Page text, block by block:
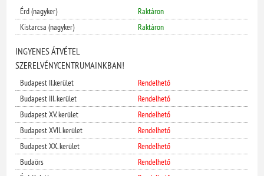
Érd (nagyker)
Raktáron
Kistarcsa (nagyker)
Raktáron
INGYENES ÁTVÉTEL
SZERELVÉNYCENTRUMAINKBAN!
Budapest II.kerület
Rendelhető
Budapest III. kerület
Rendelhető
Budapest XV. kerület
Rendelhető
Budapest XVII. kerület
Rendelhető
Budapest XX. kerület
Rendelhető
Budaörs
Rendelhető